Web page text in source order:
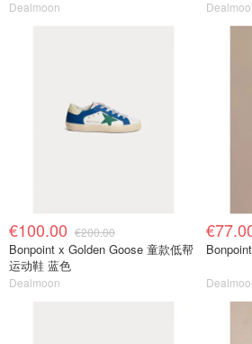
Dealmoon
€100.00 €200.00
Bonpoint x Golden Goose 童款低帮
运动鞋 蓝色
Dealmoon